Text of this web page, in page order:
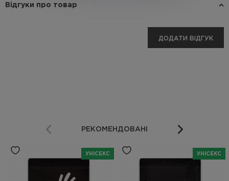
Відгуки про товар
ДОДАТИ ВІДГУК
РЕКОМЕНДОВАНІ
УНІСЕКС УНІСЕКС